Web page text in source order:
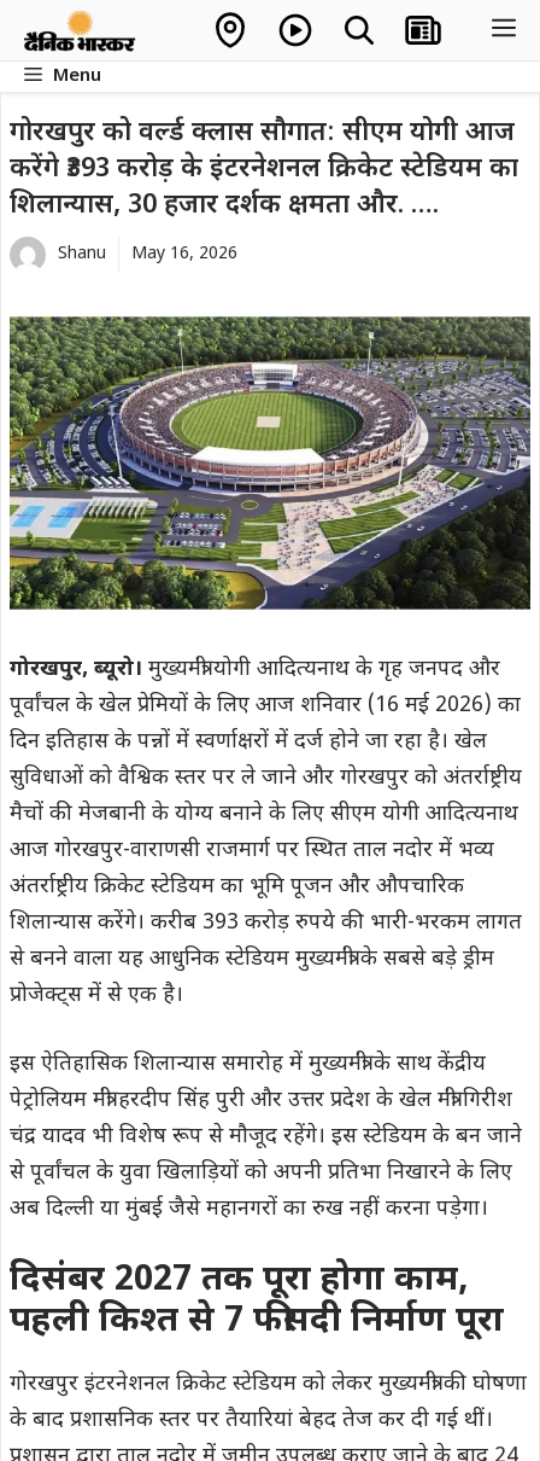
contentMenu
गोरखपुर को वर्ल्ड क्लास सौगात: सीएम योगी आज
करेंगे ₹393 करोड़ के इंटरनेशनल क्रिकेट स्टेडियम का
शिलान्यास, 30 हजार दर्शक क्षमता और. ….
Shanu May 16, 2026
गोरखपुर, ब्यूरो। मुख्यमंत्री योगी आदित्यनाथ के गृह जनपद और
पूर्वांचल के खेल प्रेमियों के लिए आज शनिवार (16 मई 2026) का
दिन इतिहास के पन्नों में स्वर्णाक्षरों में दर्ज होने जा रहा है। खेल
सुविधाओं को वैश्विक स्तर पर ले जाने और गोरखपुर को अंतर्राष्ट्रीय
मैचों की मेजबानी के योग्य बनाने के लिए सीएम योगी आदित्यनाथ
आज गोरखपुर-वाराणसी राजमार्ग पर स्थित ताल नदोर में भव्य
अंतर्राष्ट्रीय क्रिकेट स्टेडियम का भूमि पूजन और औपचारिक
शिलान्यास करेंगे। करीब 393 करोड़ रुपये की भारी-भरकम लागत
से बनने वाला यह आधुनिक स्टेडियम मुख्यमंत्री के सबसे बड़े ड्रीम
प्रोजेक्ट्स में से एक है।
इस ऐतिहासिक शिलान्यास समारोह में मुख्यमंत्री के साथ केंद्रीय
पेट्रोलियम मंत्री हरदीप सिंह पुरी और उत्तर प्रदेश के खेल मंत्री गिरीश
चंद्र यादव भी विशेष रूप से मौजूद रहेंगे। इस स्टेडियम के बन जाने
से पूर्वांचल के युवा खिलाड़ियों को अपनी प्रतिभा निखारने के लिए
अब दिल्ली या मुंबई जैसे महानगरों का रुख नहीं करना पड़ेगा।
दिसंबर 2027 तक पूरा होगा काम,
पहली किश्त से 7 फीसदी निर्माण पूरा
गोरखपुर इंटरनेशनल क्रिकेट स्टेडियम को लेकर मुख्यमंत्री की घोषणा
के बाद प्रशासनिक स्तर पर तैयारियां बेहद तेज कर दी गई थीं।